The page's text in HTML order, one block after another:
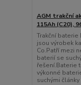
AGM trakční
115Ah (C20),
Trakční baterie
jsou výrobek
Co.Patří mezi
baterií se
řešení.Baterie
výkonné
suchými články